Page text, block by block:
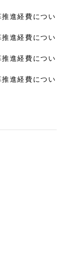
進経費につい
進経費につい
進経費につい
進経費につい